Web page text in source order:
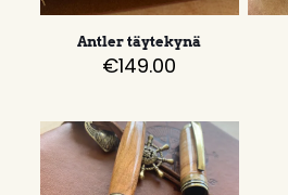
Antler täytekynä
€149.00